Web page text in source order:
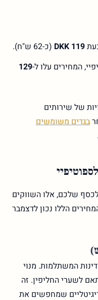
119 DKK
(כ-62 ש"ח).
המחירים עלו ל-129
של שירותים
בגדים משומשים
שלכם, אלו השווקים
הללו נכון לדצמבר
המשתלמות. מנוי
לשערי החליפין. זה
שמחפשים את